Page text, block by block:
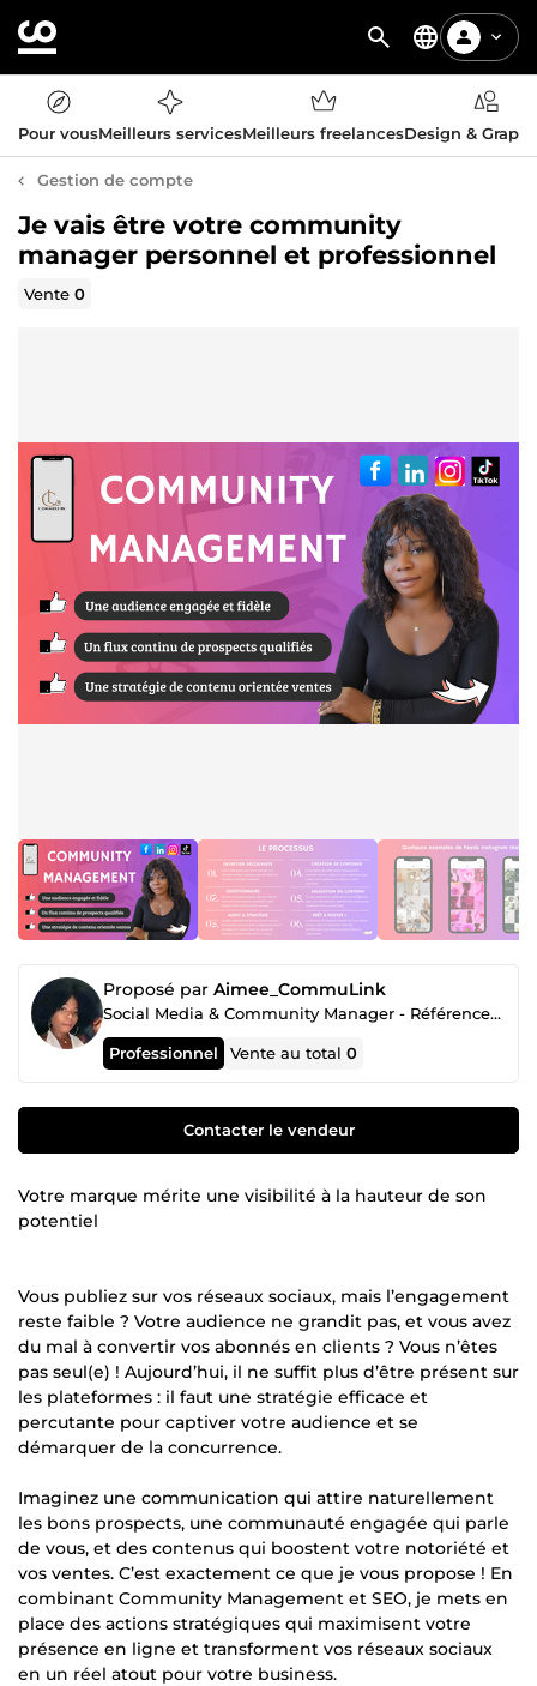
Pour vousMeilleurs servicesMeilleurs freelancesDesign &
Gestion de compte
Je vais être votre community
manager personnel et professionnel
Vente0
Proposé par Aimee_CommuLink
Social Media & Community Manager - Référencement SEO
Professionnel Vente au total0
Contacter le vendeur
Votre marque mérite une visibilité à la hauteur de son
potentiel
Vous publiez sur vos réseaux sociaux, mais l’engagement
reste faible ? Votre audience ne grandit pas, et vous avez
du mal à convertir vos abonnés en clients ? Vous n’êtes
pas seul(e) ! Aujourd’hui, il ne suffit plus d’être présent sur
les plateformes : il faut une stratégie efficace et
percutante pour captiver votre audience et se
démarquer de la concurrence.
Imaginez une communication qui attire naturellement
les bons prospects, une communauté engagée qui parle
de vous, et des contenus qui boostent votre notoriété et
vos ventes. C’est exactement ce que je vous propose ! En
combinant Community Management et SEO, je mets en
place des actions stratégiques qui maximisent votre
présence en ligne et transforment vos réseaux sociaux
en un réel atout pour votre business.